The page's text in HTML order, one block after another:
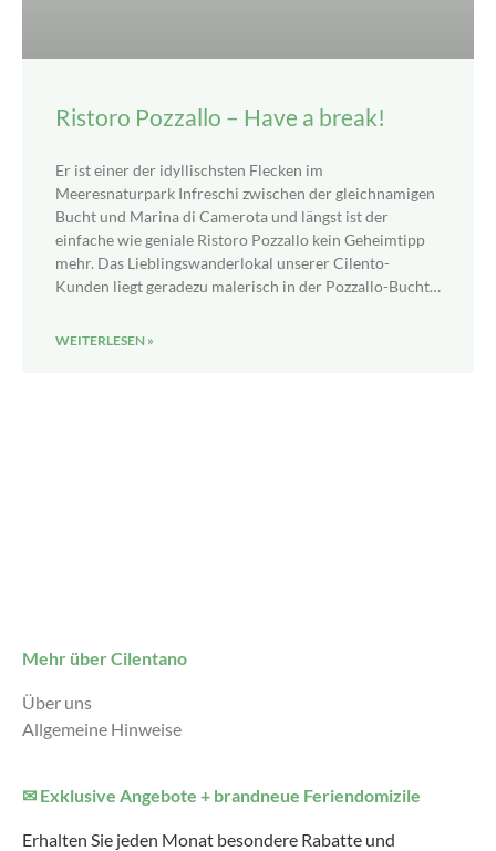
Ristoro Pozzallo – Have a break!
Er ist einer der idyllischsten Flecken im
Meeresnaturpark Infreschi zwischen der gleichnamigen
Bucht und Marina di Camerota und längst ist der
einfache wie geniale Ristoro Pozzallo kein Geheimtipp
mehr. Das Lieblingswanderlokal unserer Cilento-
Kunden liegt geradezu malerisch in der Pozzallo-Bucht…
WEITERLESEN »
Mehr über Cilentano
Über uns
Allgemeine Hinweise
✉ Exklusive Angebote + brandneue Feriendomizile
Erhalten Sie jeden Monat besondere Rabatte und